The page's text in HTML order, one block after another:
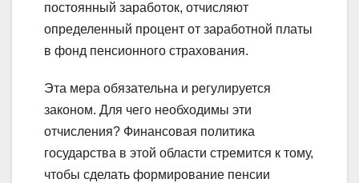
постоянный заработок, отчисляют
определенный процент от заработной платы
в фонд пенсионного страхования.
Эта мера обязательна и регулируется
законом. Для чего необходимы эти
отчисления? Финансовая политика
государства в этой области стремится к тому,
чтобы сделать формирование пенсии